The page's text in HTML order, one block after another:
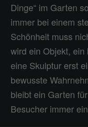
Dinge“ im Garten
immer bei einem
Schönheit muss
wird ein Objekt,
eine Skulptur erst
bewusste
bleibt ein Garten
Besucher immer